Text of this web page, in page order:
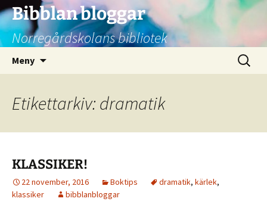
Bibblan bloggar
Norregårdskolans bibliotek
Meny
Sök
efter:
Etikettarkiv: dramatik
KLASSIKER!
22 november, 2016 Boktips dramatik, kärlek,
klassiker
bibblanbloggar